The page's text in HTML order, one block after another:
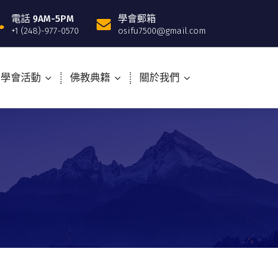
電話 9AM-5PM
+1 (248)-977-0570
學會郵箱
osifu7500@gmail.com
學會活動 佛教典籍 關於我們